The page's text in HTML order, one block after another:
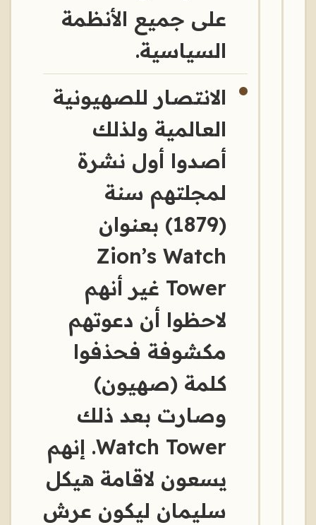
على جميع الأنظمة
السياسية.
الانتصار للصهيونية
العالمية ولذلك
أصدوا أول نشرة
لمجلتهم سنة
(1879) بعنوان
Zion’s Watch
Tower غير أنهم
لاحظوا أن دعوتهم
مكشوفة فحذفوا
كلمة (صهيون)
وصارت بعد ذلك
Watch Tower. إنهم
يسعون لاقامة هيكل
سليمان ليكون عرش